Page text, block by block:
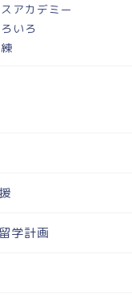
アカデミー
いろ
学計画